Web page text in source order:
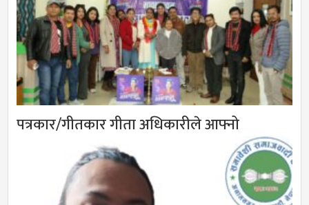
पत्रकार/गीतकार गीता अधिकारीले आफ्नो